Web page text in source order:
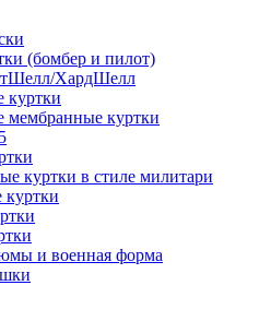
(бомбер и пилот)
ХардШелл
куртки
мембранные куртки
куртки в стиле милитари
и военная форма